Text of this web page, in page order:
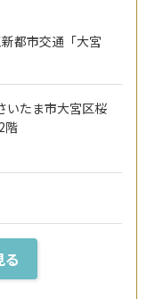
都市交通「大宮
いたま市大宮区桜
階
る